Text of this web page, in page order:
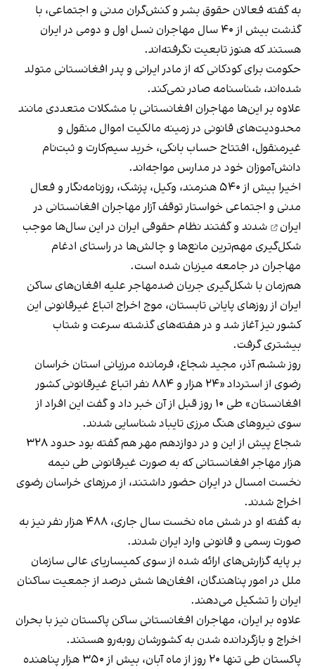
به گفته فعالان حقوق بشر و کنش‌گران مدنی و اجتماعی، با
گذشت بیش از ۴۰ سال مهاجران نسل اول و دومی در ایران
هستند که هنوز تابعیت نگرفته‌اند.
حکومت برای کودکانی که از مادر ایرانی و پدر افغانستانی متولد
شده‌اند، شناسنامه صادر نمی‌‌کند.
علاوه بر این‌ها مهاجران افغانستانی با مشکلات متعددی مانند
محدودیت‌های قانونی در زمینه مالکیت اموال منقول و
غیرمنقول، افتتاح حساب بانکی، خرید سیم‌کارت و ثبت‌نام
دانش‌آموزان خود در مدارس مواجه‌اند.
اخیرا بیش از ۵۴۰ هنرمند، وکیل، پزشک، روزنامه‌نگار و فعال
مدنی و اجتماعی خواستار توقف آزار مهاجران افغانستانی در
ایران
شدند و گفتند نظام حقوقی ایران در این سال‌ها موجب
شکل‌گیری مهم‌ترین مانع‌ها و چالش‌ها در راستای ادغام
مهاجران در جامعه میزبان شده است.
هم‌زمان با شکل‌گیری جریان ضدمهاجر علیه افغان‌های ساکن
ایران از روزهای پایانی تابستان، موج اخراج اتباع غیرقانونی این
کشور نیز آغاز شد و در هفته‌های گذشته سرعت و شتاب
بیشتری گرفت.
روز ششم آذر، مجید شجاع، فرمانده مرزبانی استان خراسان
رضوی از استرداد «۲۴ هزار و ۸۸۴ نفر اتباع غیرقانونی کشور
افغانستان» طی ۱۰ روز قبل از آن خبر داد و گفت این افراد از
سوی نیروهای هنگ مرزی تایباد شناسایی شدند.
شجاع پیش از این و در دوازدهم مهر هم گفته بود حدود ۳۲۸
هزار مهاجر افغانستانی که به صورت غیرقانونی طی نیمه
نخست امسال در ایران حضور داشتند، از مرزهای خراسان رضوی
اخراج شدند.
به گفته او در شش ماه نخست سال جاری، ۴۸۸ هزار نفر نیز به
صورت رسمی و قانونی وارد ایران شدند.
بر پایه گزارش‌های ارائه شده از سوی کمیساریای عالی سازمان
ملل در امور پناهندگان، افغان‌ها شش درصد از جمعیت ساکنان
ایران را تشکیل می‌دهند.
علاوه بر ایران، مهاجران افغانستانی ساکن پاکستان نیز با بحران
اخراج و بازگردانده شدن به کشورشان روبه‌رو هستند.
پاکستان طی تنها ۲۰ روز از ماه آبان، بیش از ۳۵۰ هزار
پناهنده